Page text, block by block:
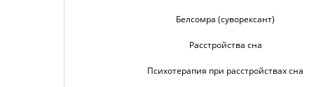
Белсомра (суворексант)
Расстройства сна
Психотерапия при расстройствах сна